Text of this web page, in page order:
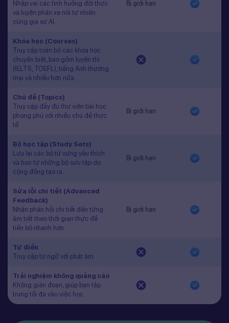
Nhập vai các tình huống đời thực
và luyện phản xạ nói tự nhiên
cùng gia sư AI.
Bị giới hạn
Khóa học (Courses)
Truy cập toàn bộ các khóa học
chuyên biệt, bao gồm luyện thi
(IELTS, TOEFL), tiếng Anh thương
mại và nhiều hơn nữa.
Chủ đề (Topics)
Truy cập đầy đủ thư viện bài học
phong phú với nhiều chủ đề thực
tế.
Bị giới hạn
Bộ học tập (Study Sets)
Lưu lại các bộ từ vựng yêu thích
và học từ những bộ sưu tập do
cộng đồng tạo ra.
Bị giới hạn
Sửa lỗi chi tiết (Advanced
Feedback)
Nhận phản hồi chi tiết đến từng
âm tiết theo thời gian thực để
tiến bộ nhanh hơn.
Bị giới hạn
Từ điển
Truy cập từ ngữ với phát âm
Trải nghiệm không quảng cáo
Không gián đoạn, giúp bạn tập
trung tối đa vào việc học.